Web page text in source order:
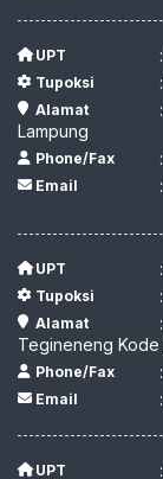
UPT
Tupoksi
Alamat
Lampung
Phone/Fax
Email :
UPT
Tupoksi
Alamat
Tegineneng
Phone/Fax
Email :
UPT